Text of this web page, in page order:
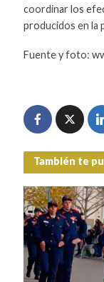
coordinar los
producidos en la
Fuente y foto:
También te